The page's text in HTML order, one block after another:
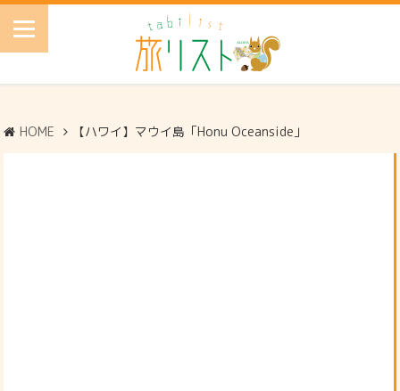
HOME 【ハワイ】マウイ島「Honu Oceanside」